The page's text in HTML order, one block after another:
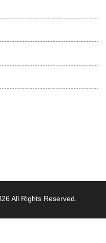
All Rights Reserved.